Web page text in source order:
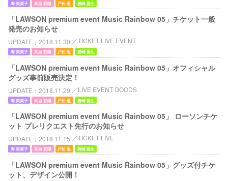
寿 美菜子 高垣 彩陽 戸松 遥 豊崎 愛生
「LAWSON premium event Music Rainbow 05」チケット一般
発売のお知らせ
UPDATE 2018.11.30 TICKET LIVE EVENT
寿 美菜子 高垣 彩陽 戸松 遥 豊崎 愛生
「LAWSON premium event Music Rainbow 05」オフィシャル
グッズ事前販売決定！
UPDATE 2018.11.29 LIVE EVENT GOODS
寿 美菜子 高垣 彩陽 戸松 遥 豊崎 愛生
「LAWSON premium event Music Rainbow 05」 ローソンチケ
ット プレリクエスト先行のお知らせ
UPDATE 2018.11.15 TICKET LIVE
寿 美菜子 高垣 彩陽 戸松 遥 豊崎 愛生
「LAWSON premium event Music Rainbow 05」グッズ付チケ
ット、デザイン公開！